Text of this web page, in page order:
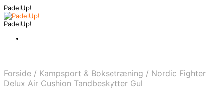
PadelUp!
PadelUp!
Forside / Kampsport & Boksetræning / Nordic Fighter
Delux Air Cushion Tandbeskytter Gul